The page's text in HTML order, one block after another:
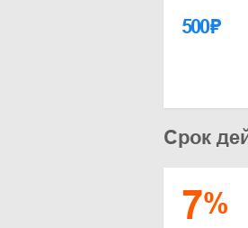
500₽
Срок
7%